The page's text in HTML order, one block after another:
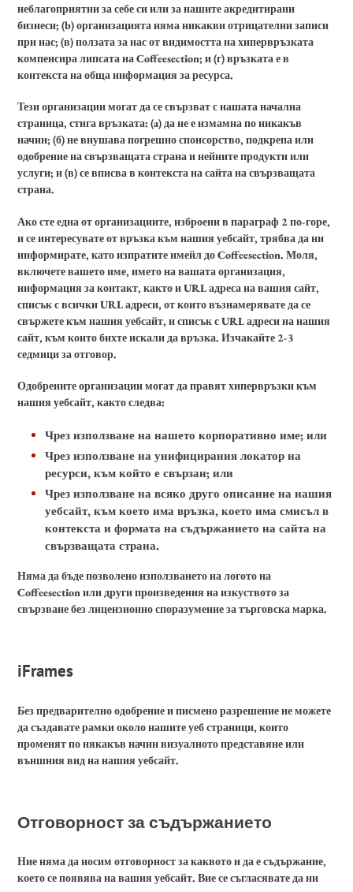
неблагоприятни за себе си или за нашите акредитирани
бизнеси; (b) организацията няма никакви отрицателни записи
при нас; (в) ползата за нас от видимостта на хипервръзката
компенсира липсата на Coffeesection; и (г) връзката е в
контекста на обща информация за ресурса.
Тези организации могат да се свързват с нашата начална
страница, стига връзката: (a) да не е измамна по никакъв
начин; (б) не внушава погрешно спонсорство, подкрепа или
одобрение на свързващата страна и нейните продукти или
услуги; и (в) се вписва в контекста на сайта на свързващата
страна.
Ако сте една от организациите, изброени в параграф 2 по-горе,
и се интересувате от връзка към нашия уебсайт, трябва да ни
информирате, като изпратите имейл до Coffeesection. Моля,
включете вашето име, името на вашата организация,
информация за контакт, както и URL адреса на вашия сайт,
списък с всички URL адреси, от които възнамерявате да се
свържете към нашия уебсайт, и списък с URL адреси на нашия
сайт, към които бихте искали да връзка. Изчакайте 2-3
седмици за отговор.
Одобрените организации могат да правят хипервръзки към
нашия уебсайт, както следва:
Чрез използване на нашето корпоративно име; или
Чрез използване на унифицирания локатор на
ресурси, към който е свързан; или
Чрез използване на всяко друго описание на нашия
уебсайт, към което има връзка, което има смисъл в
контекста и формата на съдържанието на сайта на
свързващата страна.
Няма да бъде позволено използването на логото на
Coffeesection или други произведения на изкуството за
свързване без лицензионно споразумение за търговска марка.
iFrames
Без предварително одобрение и писмено разрешение не можете
да създавате рамки около нашите уеб страници, които
променят по някакъв начин визуалното представяне или
външния вид на нашия уебсайт.
Отговорност за съдържанието
Ние няма да носим отговорност за каквото и да е съдържание,
което се появява на вашия уебсайт. Вие се съгласявате да ни